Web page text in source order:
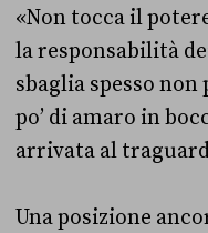
«Non tocca il
la responsabilità
sbaglia spesso
po’ di amaro in
arrivata al
Una posizione